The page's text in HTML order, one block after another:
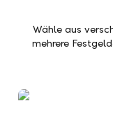
Wähle aus
mehrere